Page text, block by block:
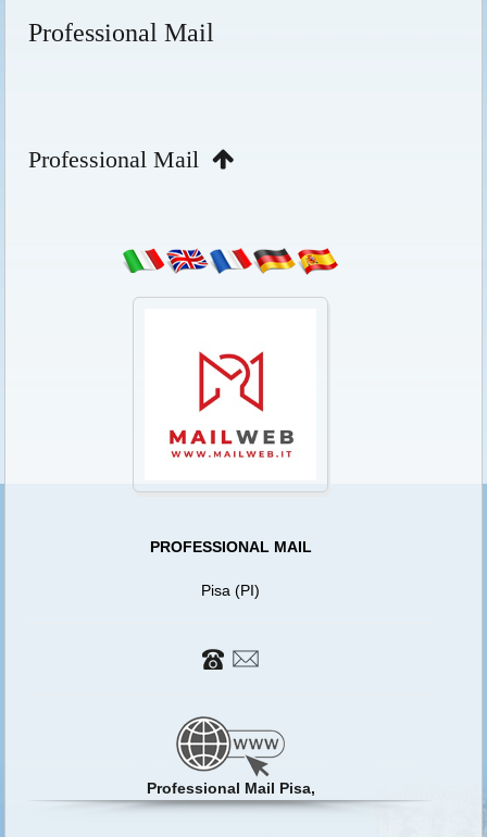
Professional Mail
Professional Mail
PROFESSIONAL MAIL
Pisa (PI)
Professional Mail Pisa,